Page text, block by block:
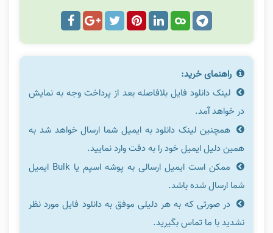
راهنمای خرید:
لینک دانلود فایل بلافاصله بعد از پرداخت وجه به نمایش
در خواهد آمد.
همچنین لینک دانلود به ایمیل شما ارسال خواهد شد به
همین دلیل ایمیل خود را به دقت وارد نمایید.
ممکن است ایمیل ارسالی به پوشه اسپم یا Bulk ایمیل
شما ارسال شده باشد.
در صورتی که به هر دلیلی موفق به دانلود فایل مورد نظر
نشدید با ما تماس بگیرید.